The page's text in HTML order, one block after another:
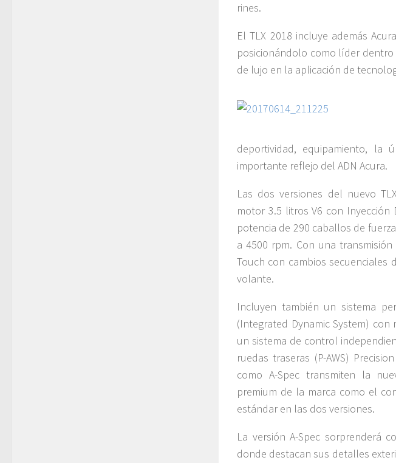
rines.
El TLX 2018 incluye además
posicionándolo como líder dentro
de lujo en la aplicación de
deportividad, equipamiento,
importante reflejo del ADN Acura.
Las dos versiones del nuevo
motor 3.5 litros V6 con Inyección
potencia de 290 caballos de
a 4500 rpm. Con una
Touch con cambios secuenciales
volante.
Incluyen también un sistema
(Integrated Dynamic System)
un sistema de control
ruedas traseras (P-AWS)
como A-Spec transmiten la
premium de la marca como el
estándar en las dos versiones.
La versión A-Spec sorprenderá
donde destacan sus detalles